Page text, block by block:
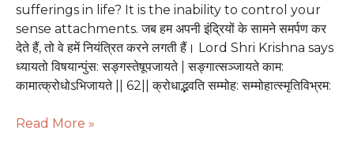
sufferings in life? It is the inability to control your
sense attachments. जब हम अपनी इंद्रियों के सामने समर्पण कर
देते हैं, तो वे हमें नियंत्रित करने लगती हैं। Lord Shri Krishna says
ध्यायतो विषयान्पुंस: सङ्गस्तेषूपजायते | सङ्गात्सञ्जायते काम:
कामात्क्रोधोऽभिजायते || 62|| क्रोधाद्भवति सम्मोह: सम्मोहात्स्मृतिविभ्रम:
Read More »